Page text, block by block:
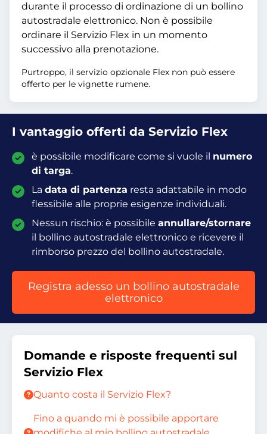
durante il processo di ordinazione di un bollino
autostradale elettronico. Non è possibile
ordinare il Servizio Flex in un momento
successivo alla prenotazione.
Purtroppo, il servizio opzionale Flex non può essere
offerto per le vignette rumene.
I vantaggio offerti da Servizio Flex
è possibile modificare come si vuole il numero
di targa.
La data di partenza resta adattabile in modo
flessibile alle proprie esigenze individuali.
Nessun rischio: è possibile annullare/stornare
il bollino autostradale elettronico e ricevere il
rimborso prezzo del bollino autostradale.
Registra adesso un bollino autostradale
elettronico
Domande e risposte frequenti sul
Servizio Flex
Quanto costa il Servizio Flex?
Fino a quando mi è possibile apportare